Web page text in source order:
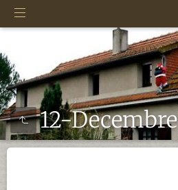
12-Decembre